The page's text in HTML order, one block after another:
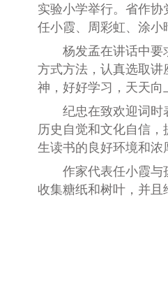
实验小学举行。省作协
任小霞、周彩虹、涂小
杨发孟在讲话中要
方式方法，认真选取
神，好好学习，天天向
纪忠在致欢迎词 时
历史自觉和文化自信
生读书的良好环境和
作家代表任小霞与
收集糖纸和树叶，并且